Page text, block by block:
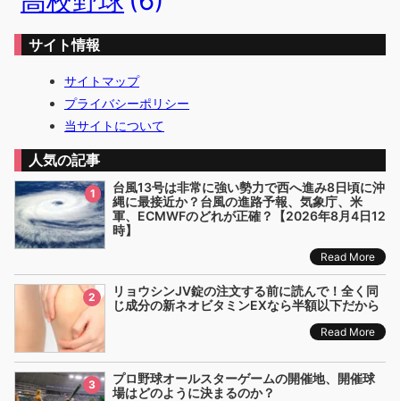
サイト情報
サイトマップ
プライバシーポリシー
当サイトについて
人気の記事
1
台風13号は非常に強い勢力で西へ進み8日頃に沖
縄に最接近か？台風の進路予報、気象庁、米
軍、ECMWFのどれが正確？【2026年8月4日12
時】
Read More
2
リョウシンJV錠の注文する前に読んで！全く同
じ成分の新ネオビタミンEXなら半額以下だから
Read More
3
プロ野球オールスターゲームの開催地、開催球
場はどのように決まるのか？